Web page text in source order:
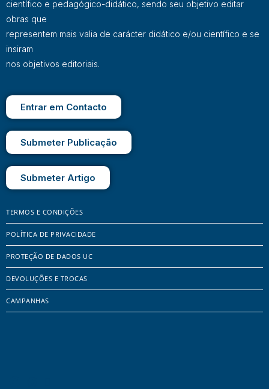
científico e pedagógico-didático, sendo seu objetivo editar
obras que
representem mais valia de carácter didático e/ou científico e se
insiram
nos objetivos editoriais.
Entrar em Contacto
Submeter Publicação
Submeter Artigo
TERMOS E CONDIÇÕES
POLÍTICA DE PRIVACIDADE
PROTEÇÃO DE DADOS UC
DEVOLUÇÕES E TROCAS
CAMPANHAS